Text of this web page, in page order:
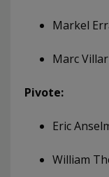
Markel
Marc
Pivote:
Eric
William